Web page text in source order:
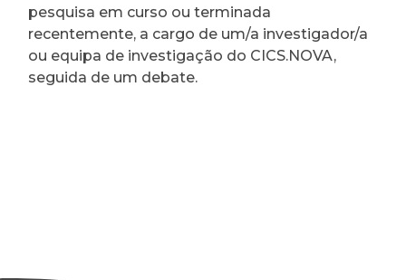
pesquisa em curso ou terminada
recentemente, a cargo de um/a investigador/a
ou equipa de investigação do CICS.NOVA,
seguida de um debate.